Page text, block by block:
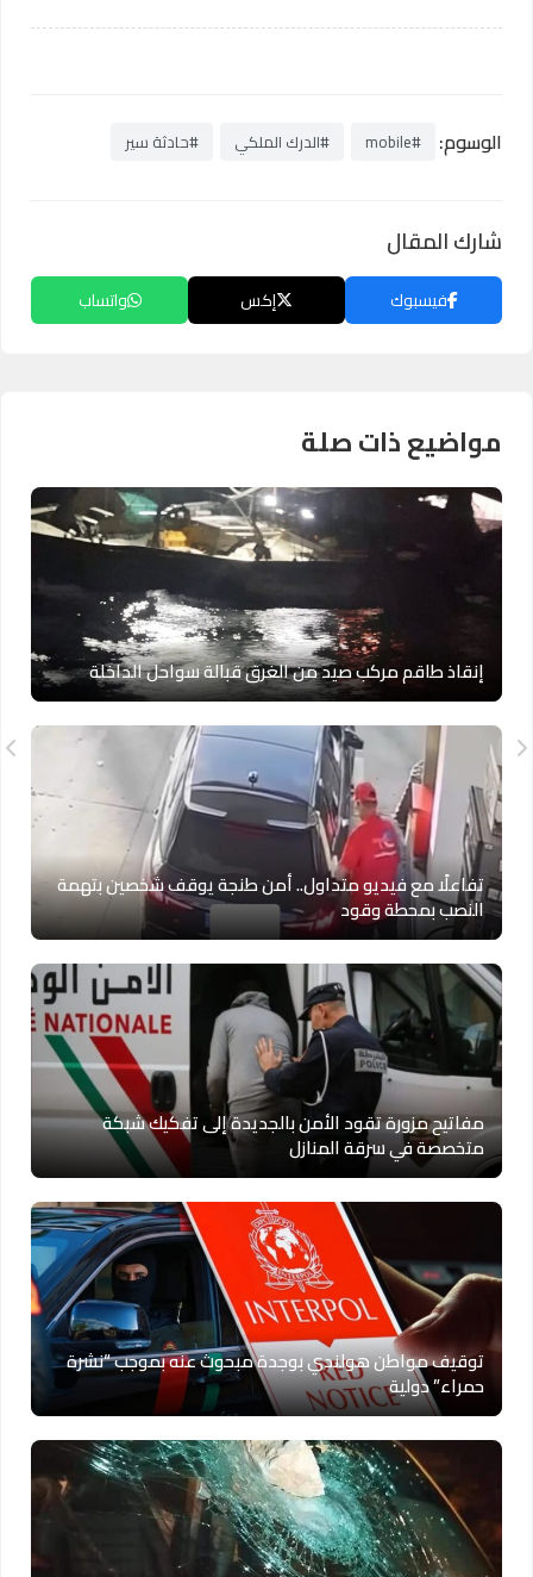
الوسوم: #mobile #الدرك الملكي #حادثة سير
شارك المقال
فيسبوك إكس واتساب
مواضيع ذات صلة
إنقاذ طاقم مركب صيد من الغرق قبالة سواحل الداخلة
تفاعلًا مع فيديو متداول.. أمن طنجة يوقف شخصين بتهمة
النصب بمحطة وقود
مفاتيح مزورة تقود الأمن بالجديدة إلى تفكيك شبكة
متخصصة في سرقة المنازل
توقيف مواطن هولندي بوجدة مبحوث عنه بموجب “نشرة
حمراء” دولية